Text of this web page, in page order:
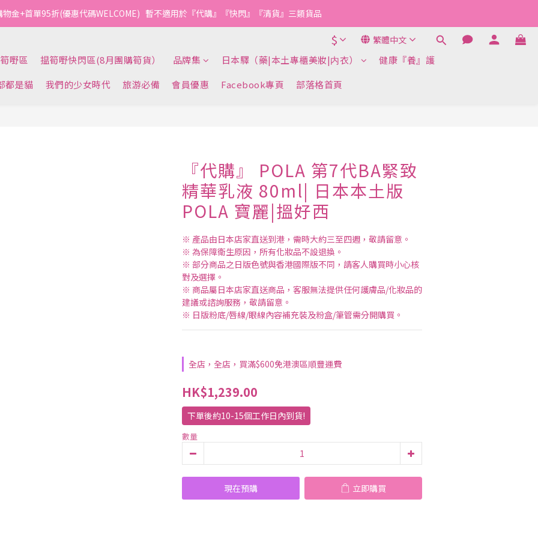
金+首單95折(優惠代碼WELCOME)   暫不適用於『代購』『快閃』『清貨』三類貨品
$ 繁體中文
嘢區 揾筍嘢快閃區(8月團購筍貨） 品牌集 日本驛（藥|本土專櫃美妝|内衣）
健康『養』護
都是貓
我們的少女時代 旅游必備 會員優惠 Facebook專頁 部落格首頁
『代購』 POLA 第7代BA緊致
精華乳液 80ml| 日本本土版
POLA 寶麗|搵好西
※ 產品由日本店家直送到港，需時大約三至四週，敬請留意。
※ 為保障衛生原因，所有化妝品不設退換。
※ 部分商品之日版色號與香港國際版不同，請客人購買時小心核
對及選擇。
※ 商品屬日本店家直送商品，客服無法提供任何護膚品/化妝品的
建議或諮詢服務，敬請留意。
※ 日版粉底/唇線/眼線內容補充裝及粉盒/筆管需分開購買。
全店，全店，買滿$600免港澳區順豐運費
HK$1,239.00
下單後約10-15個工作日內到貨!
數量
現在預購 立即購買